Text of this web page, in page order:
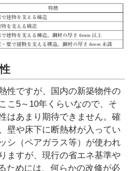
性ですが、国内の新築物件の
こ5～10年くらいなので、そ
はあまり期待できません。確
壁や床下に断熱材が入ってい
シ（ペアガラス等）が使われ
ますが、現行の省エネ基準や
ためには、何らかの改修が必